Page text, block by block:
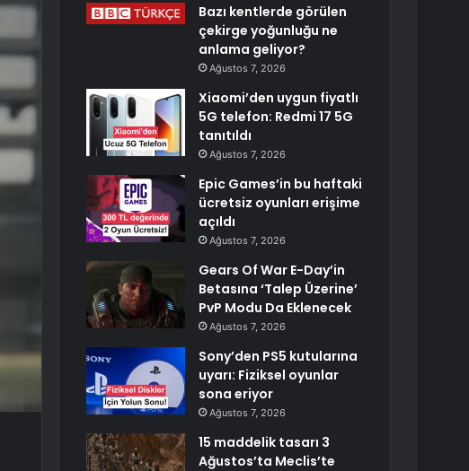
Bazı kentlerde görülen
çekirge yoğunluğu ne
anlama geliyor?
Ağustos 7, 2026
Xiaomi’den uygun fiyatlı
5G telefon: Redmi 17 5G
tanıtıldı
Ağustos 7, 2026
Epic Games’in bu haftaki
ücretsiz oyunları erişime
açıldı
Ağustos 7, 2026
Gears Of War E-Day’in
Betasına ‘Talep Üzerine’
PvP Modu Da Eklenecek
Ağustos 7, 2026
Sony’den PS5 kutularına
uyarı: Fiziksel oyunlar
sona eriyor
Ağustos 7, 2026
15 maddelik tasarı 3
Ağustos’ta Meclis’te